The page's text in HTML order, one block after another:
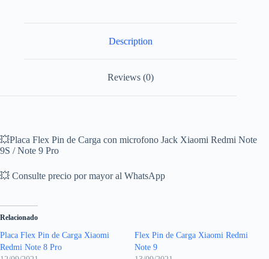
Description
Reviews (0)
💥Placa Flex Pin de Carga con microfono Jack Xiaomi Redmi Note
9S / Note 9 Pro
💥 Consulte precio por mayor al WhatsApp
Relacionado
Placa Flex Pin de Carga Xiaomi
Redmi Note 8 Pro
Flex Pin de Carga Xiaomi Redmi
Note 9